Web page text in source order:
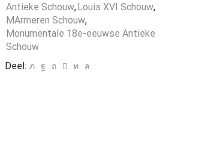
Antieke Schouw,Louis XVI Schouw,
MArmeren Schouw,
Monumentale 18e-eeuwse Antieke
Schouw
Deel: